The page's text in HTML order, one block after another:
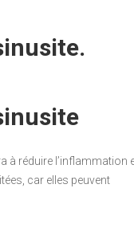
à réduire l’inflammation
car elles peuvent